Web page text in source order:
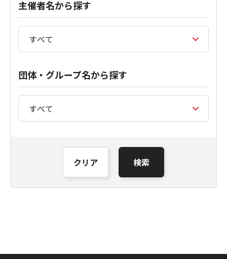
主催者名から探す
団体・グループ名から探す
クリア 検索